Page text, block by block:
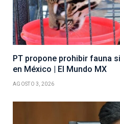
PT propone prohibir fauna
en México | El Mundo MX
AGOSTO 3, 2026